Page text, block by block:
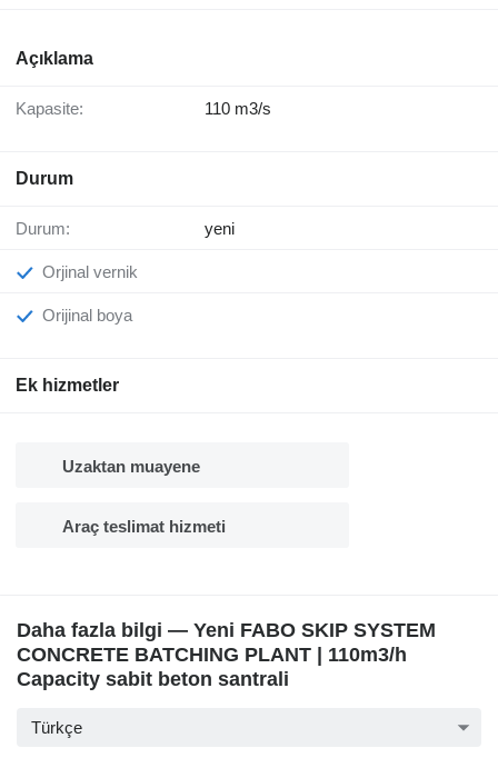
Açıklama
Kapasite: 110 m3/s
Durum
Durum: yeni
Orjinal vernik
Orijinal boya
Ek hizmetler
Uzaktan muayene
Araç teslimat hizmeti
Daha fazla bilgi — Yeni FABO SKIP SYSTEM
CONCRETE BATCHING PLANT | 110m3/h
Capacity sabit beton santrali
Türkçe